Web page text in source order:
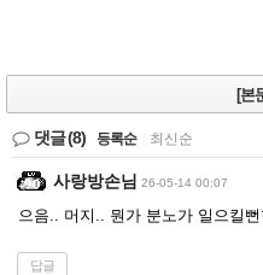
[본
댓글(8) 등록순 최신순
사랑방손님 26-05-14 00:07
으음.. 머지.. 뭔가 분노가 일으킬
답글